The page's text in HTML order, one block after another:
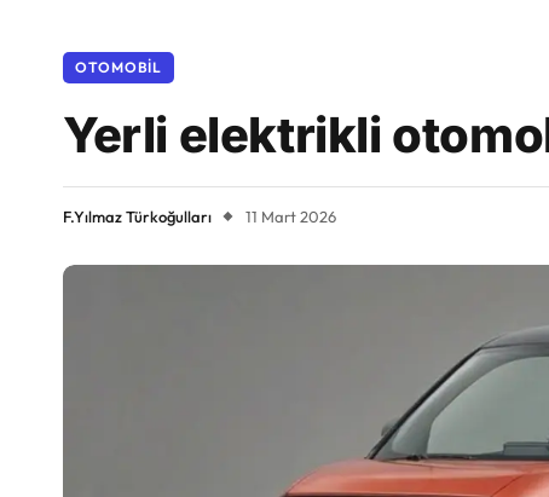
OTOMOBIL
Yerli elektrikli
F.Yılmaz Türkoğulları 11 Mart 2026